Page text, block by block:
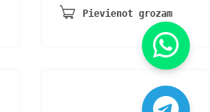
Pievienot grozam